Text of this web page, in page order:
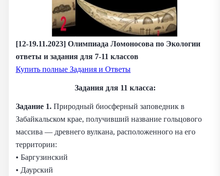
[12-19.11.2023] Олимпиада Ломоносова по Экологии
ответы и задания для 7-11 классов
Купить полные Задания и Ответы
Задания для 11 класса:
Задание 1. Природный биосферный заповедник в
Забайкальском крае, получивший название гольцового
массива — древнего вулкана, расположенного на его
территории:
• Баргузинский
• Даурский